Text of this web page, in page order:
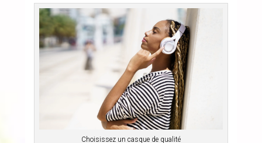
Choisissez un casque de qualité